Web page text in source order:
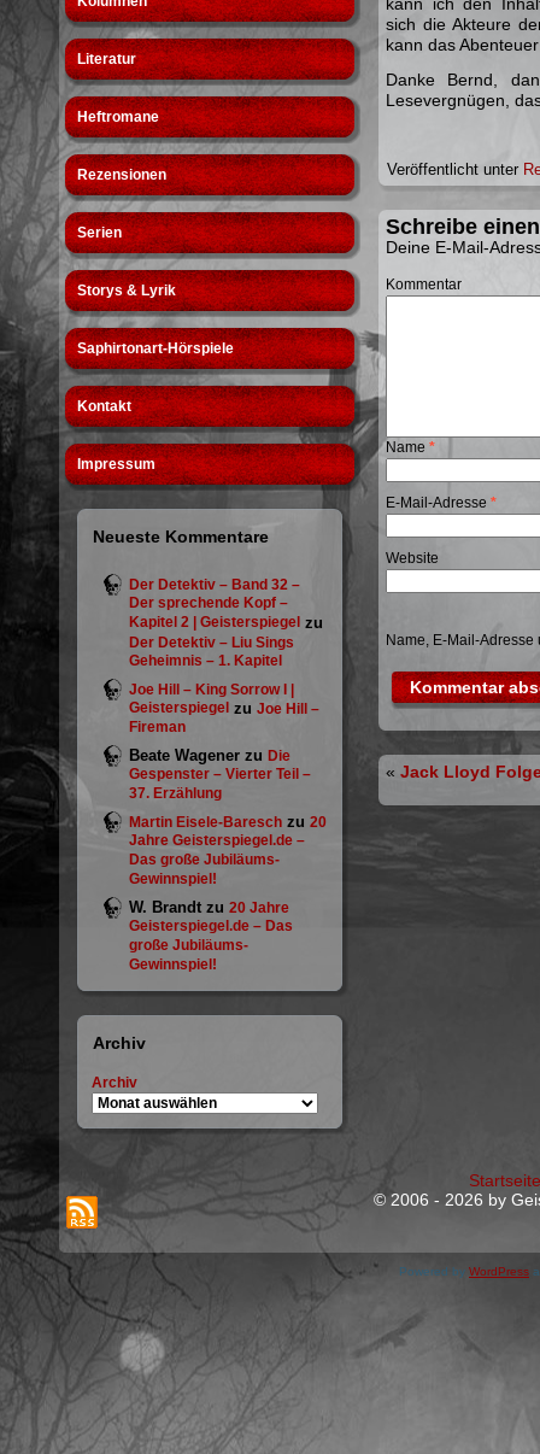
Literatur
Heftromane
Rezensionen
Serien
Storys & Lyrik
Saphirtonart-Hörspiele
Kontakt
Impressum
Neueste Kommentare
Der Detektiv – Band 32 –
Der sprechende Kopf –
Kapitel 2 | Geisterspiegel zu
Der Detektiv – Liu Sings
Geheimnis – 1. Kapitel
Joe Hill – King Sorrow I |
Geisterspiegel zu Joe Hill –
Fireman
Beate Wagener zu Die
Gespenster – Vierter Teil –
37. Erzählung
Martin Eisele-Baresch zu 20
Jahre Geisterspiegel.de –
Das große Jubiläums-
Gewinnspiel!
W. Brandt zu 20 Jahre
Geisterspiegel.de – Das
große Jubiläums-
Gewinnspiel!
Archiv
Archiv
sich die Akteure
kann das
Danke Bernd,
Lesevergnügen,
Veröffentlicht unter
Schreibe
Deine E-Mail-
Kommentar
Name *
E-Mail-Adresse *
Website
Name, E-Mail-
« Jack Lloyd
Startseite
© 2006 - 2026 by
Powered by WordPress